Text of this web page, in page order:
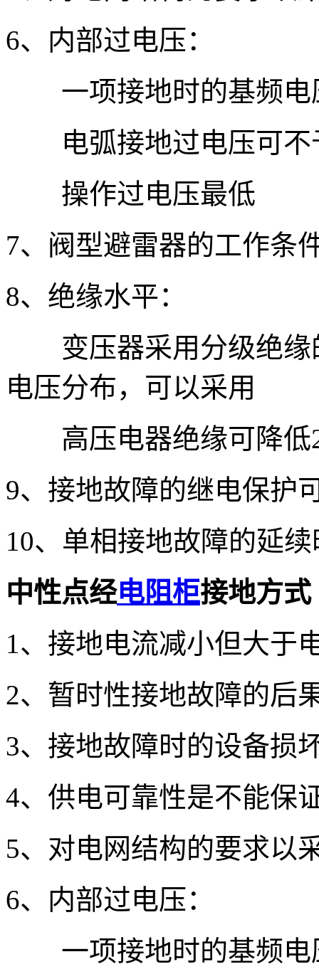
6、内部过电压：
一项接地时的基频电
电弧接地过电压可不
操作过电压最低
7、阀型避雷器的工作条
8、绝缘水平：
变压器采用分级绝缘
电压分布，可以采用
高压电器绝缘可降低
9、接地故障的继电保护
10、单相接地故障的延
中性点经电阻柜接地方式
1、接地电流减小但大于
2、暂时性接地故障的后
3、接地故障时的设备损
4、供电可靠性是不能保
5、对电网结构的要求以
6、内部过电压：
一项接地时的基频电